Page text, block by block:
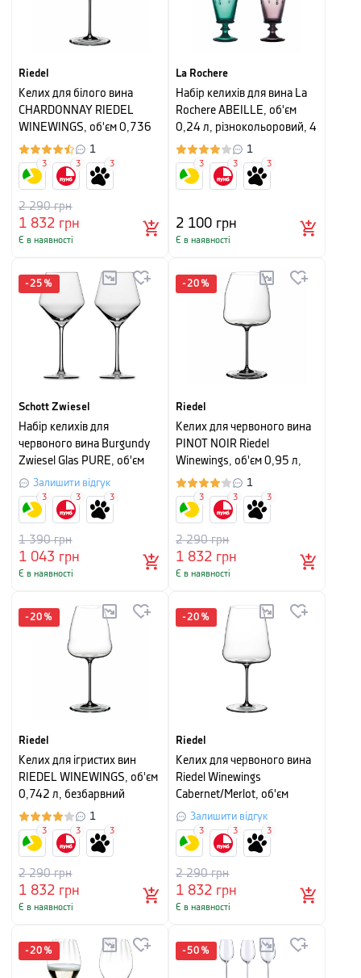
Riedel
Келих для білого вина
CHARDONNAY RIEDEL
WINEWINGS, об'єм 0,736
л, безбарвний1
1 832 грн
2 290грн
Є в наявності
3 3 3
La Rochere
Набір келихів для вина La
Rochere ABEILLE, об'єм
0,24 л, різнокольоровий, 4
шт
1
2 100 грн
Є в наявності
3 3 3
-25 %
Schott Zwiesel
Набір келихів для
червоного вина Burgundy
Zwiesel Glas PURE, об'єм
0,692 л, прозорий, 2 шт
Залишити відгук
1 043 грн
1 390грн
Є в наявності
3 3 3
-20 %
Riedel
Келих для червоного вина
PINOT NOIR Riedel
Winewings, об'єм 0,95 л,
прозорий
1
1 832 грн
2 290грн
Є в наявності
3 3 3
-20 %
Riedel
Келих для ігристих вин
RIEDEL WINEWINGS, об'єм
0,742 л, безбарвний
1
1 832 грн
2 290грн
Є в наявності
3 3 3
-20 %
Riedel
Келих для червоного вина
Riedel Winewings
Cabernet/Merlot, об'єм
1,002 л
Залишити відгук
1 832 грн
2 290грн
Є в наявності
3 3 3
-20 % -50 %